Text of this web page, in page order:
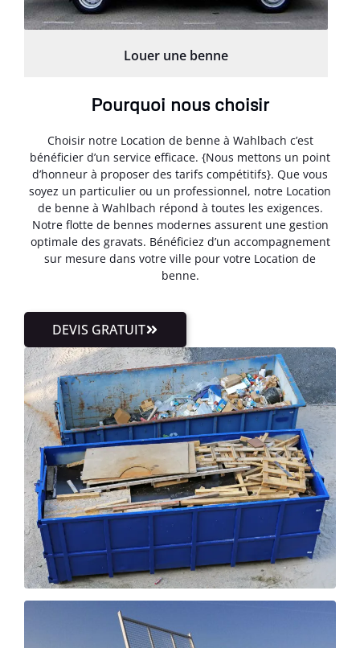
Louer une benne
Pourquoi nous choisir
Choisir notre Location de benne à Wahlbach c’est
bénéficier d’un service efficace. {Nous mettons un point
d’honneur à proposer des tarifs compétitifs}. Que vous
soyez un particulier ou un professionnel, notre Location
de benne à Wahlbach répond à toutes les exigences.
Notre flotte de bennes modernes assurent une gestion
optimale des gravats. Bénéficiez d’un accompagnement
sur mesure dans votre ville pour votre Location de
benne.
DEVIS GRATUIT